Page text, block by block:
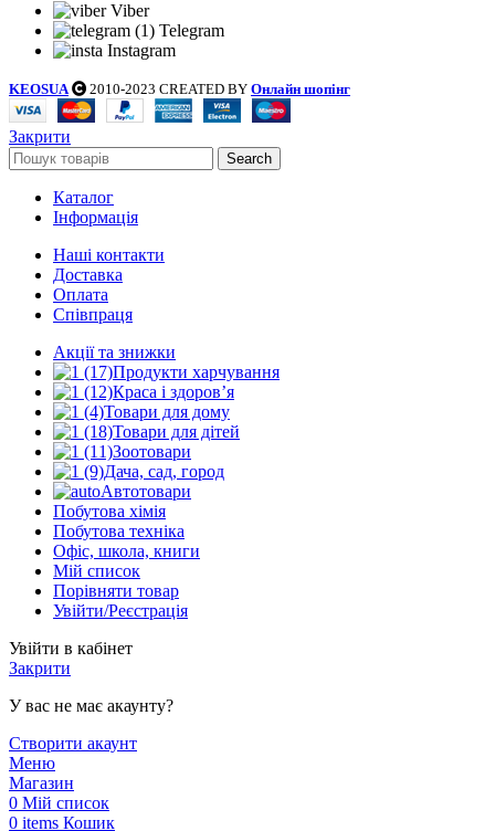
Viber
Telegram
Instagram
KEOSUA 2010-2023 CREATED BY Онлайн шопінг
Закрити
Search
Каталог
Інформація
Наші контакти
Доставка
Оплата
Співпраця
Акції та знижки
Продукти харчування
Краса і здоров’я
Товари для дому
Товари для дітей
Зоотовари
Дача, сад, город
Автотовари
Побутова хімія
Побутова техніка
Офіс, школа, книги
Мій список
Порівняти товар
Увійти/Реєстрація
Увійти в кабінет
Закрити
У вас не має акаунту?
Створити акаунт
Меню
Магазин
0 Мій список
0 items Кошик